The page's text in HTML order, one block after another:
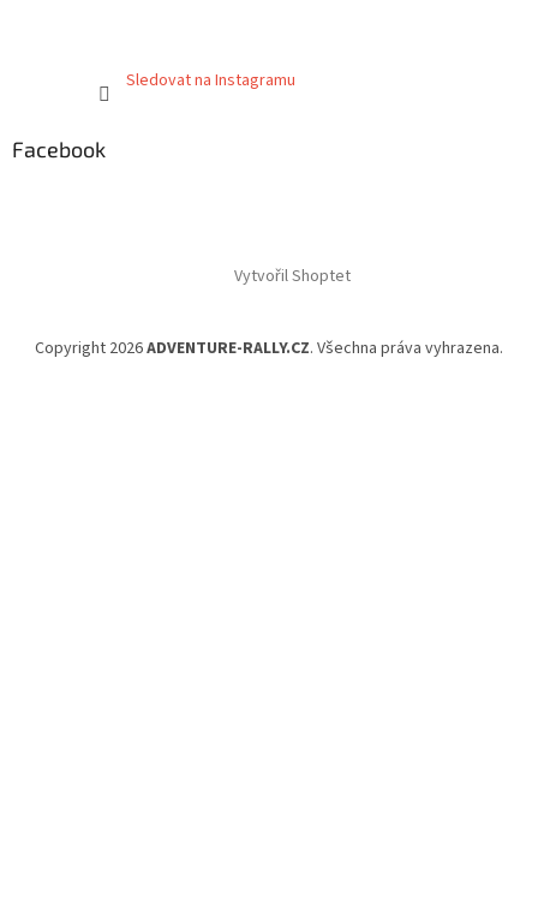
Sledovat na Instagramu
Facebook
Vytvořil Shoptet
Copyright 2026ADVENTURE-RALLY.CZ. Všechna práva vyhrazena.